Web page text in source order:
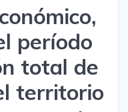
período
total de
territorio